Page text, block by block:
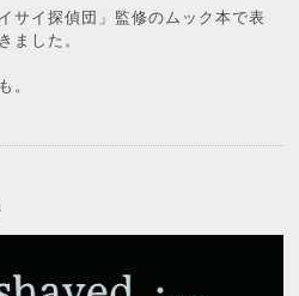
サイ探偵団」監修のムック本で表
ました。
。